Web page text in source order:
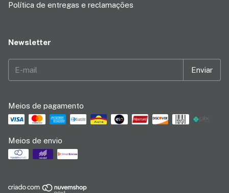
Política de entregas e reclamações
Newsletter
Meios de pagamento
Meios de envio